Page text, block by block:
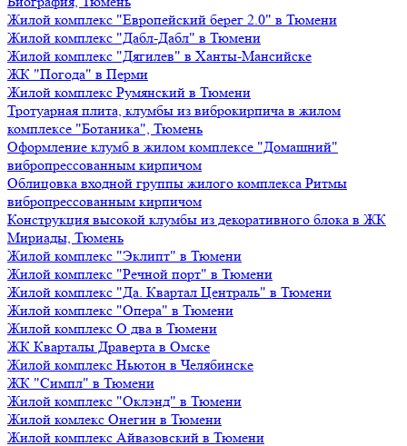
Жилой комплекс "Европейский берег 2.0" в Тюмени
Жилой комплекс "Дабл-Дабл" в Тюмени
Жилой комплекс "Дягилев" в Ханты-Мансийске
ЖК "Погода" в Перми
Жилой комплекс Румянский в Тюмени
Тротуарная плита, клумбы из виброкирпича в жилом
комплексе "Ботаника", Тюмень
Оформление клумб в жилом комплексе "Домашний"
вибропрессованным кирпичом
Облицовка входной группы жилого комплекса Ритмы
вибропрессованным кирпичом
Конструкция высокой клумбы из декоративного блока в ЖК
Мириады, Тюмень
Жилой комплекс "Эклипт" в Тюмени
Жилой комплекс "Речной порт" в Тюмени
Жилой комплекс "Да. Квартал Централь" в Тюмени
Жилой комплекс "Опера" в Тюмени
Жилой комплекс О два в Тюмени
ЖК Кварталы Драверта в Омске
Жилой комплекс Ньютон в Челябинске
ЖК "Симпл" в Тюмени
Жилой комплекс "Оклэнд" в Тюмени
Жилой комлекс Онегин в Тюмени
Жилой комплекс Айвазовский в Тюмени